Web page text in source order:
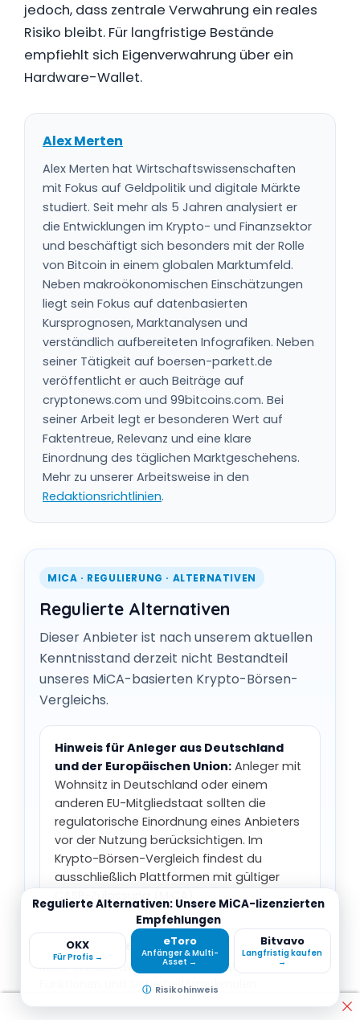
jedoch, dass zentrale Verwahrung ein reales
Risiko bleibt. Für langfristige Bestände
empfiehlt sich Eigenverwahrung über ein
Hardware-Wallet.
Alex Merten
Alex Merten hat Wirtschaftswissenschaften
mit Fokus auf Geldpolitik und digitale Märkte
studiert. Seit mehr als 5 Jahren analysiert er
die Entwicklungen im Krypto- und Finanzsektor
und beschäftigt sich besonders mit der Rolle
von Bitcoin in einem globalen Marktumfeld.
Neben makroökonomischen Einschätzungen
liegt sein Fokus auf datenbasierten
Kursprognosen, Marktanalysen und
verständlich aufbereiteten Infografiken. Neben
seiner Tätigkeit auf boersen-parkett.de
veröffentlicht er auch Beiträge auf
cryptonews.com und 99bitcoins.com. Bei
seiner Arbeit legt er besonderen Wert auf
Faktentreue, Relevanz und eine klare
Einordnung des täglichen Marktgeschehens.
Mehr zu unserer Arbeitsweise in den
Redaktionsrichtlinien.
MICA · REGULIERUNG · ALTERNATIVEN
Regulierte Alternativen
Dieser Anbieter ist nach unserem aktuellen
Kenntnisstand derzeit nicht Bestandteil
unseres MiCA-basierten Krypto-Börsen-
Vergleichs.
Hinweis für Anleger aus Deutschland
und der Europäischen Union: Anleger mit
Wohnsitz in Deutschland oder einem
anderen EU-Mitgliedstaat sollten die
regulatorische Einordnung eines Anbieters
vor der Nutzung berücksichtigen. Im
Krypto-Börsen-Vergleich findest du
ausschließlich Plattformen mit gültiger
CASP-Zulassung (MiCA).
Krypto-Börsen-Vergleich
MiCA-lizenzierte Anbieter nach Gebühren,
Funktionen und Sicherheitsmerkmalen
Regulierte Alternativen: Unsere MiCA-lizenzierten
Empfehlungen
OKX
Für Profis →
eToro
Anfänger & Multi-
Asset →
Bitvavo
Langfristig kaufen
→
Risikohinweis